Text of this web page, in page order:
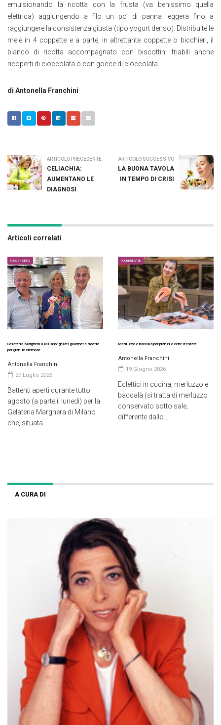
emulsionando la ricotta con la frusta (va benissimo quella
elettrica) aggiungendo a filo un po’ di panna leggera fino a
raggiungere la consistenza giusta (tipo yogurt denso). Distribuite le
mele in 4 coppette e a parte, in altrettante coppette o bicchieri, il
bianco di ricotta accompagnato con biscottini friabili anche
ricoperti di cioccolata o con gocce di cioccolata.
di Antonella Franchini
ARTICOLO PRECEDENTE
CELIACHIA:
AUMENTANO LE
DIAGNOSI
ARTICOLO SUCCESSIVO
LA BUONA TAVOLA
IN TEMPO DI CRISI
Articoli correlati
FOOD E RICETTE
Gelateria Marghera a Milano: gelati gourmet e ricette
per granite cremose
Antonella Franchini
27 Luglio 2026
Battenti aperti durante tutto
agosto (a parte il lunedì) per la
Gelateria Marghera di Milano
che, situata...
FOOD E RICETTE
Merluzzo e baccalà per pranzi e cene d’estate
Antonella Franchini
19 Giugno 2026
Eclettici in cucina, merluzzo e
baccalà (si tratta di merluzzo
conservato sotto sale,
differente dallo...
A CURA DI